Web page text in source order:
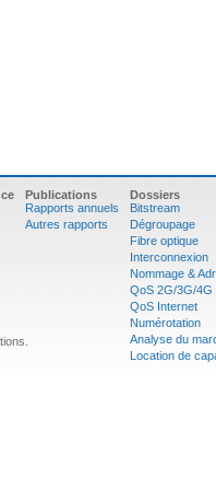
Publications
Rapports annuels
Autres rapports
Dossiers
Bitstream
Dégroupage
Fibre optique
Interconnexion
Nommage &
QoS 2G/3G/4G
QoS Internet
Numérotation
Analyse du
Location de